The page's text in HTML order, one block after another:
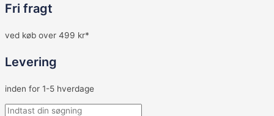
Fri fragt
ved køb over 499 kr*
Levering
inden for 1-5 hverdage